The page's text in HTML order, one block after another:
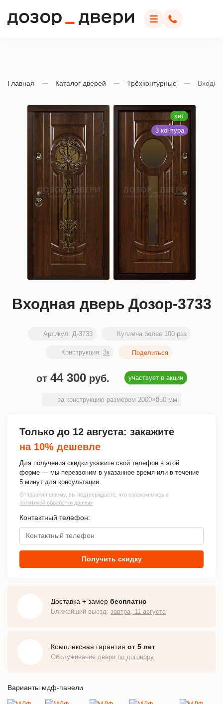
Дозор Двери
МенюПозвонить
Главная Каталог дверей Трёхконтурные
Входная дверь Дозор-3733
Артикул: Д-3733 Куплена более 100 раз
Конструкция: 3к
от 44 300руб. участвует в акции
за конструкцию размером 2000×850 мм
Только до 12 августа: закажите
на 10% дешевле
Для получения скидки укажите свой телефон в этой
форме — мы перезвоним в указанное время или в течение
5 минут для консультации.
Отправляя форму, вы подтверждаете, что ознакомились с
политикой обработки данных
Контактный телефон:
Получить скидку
Доставка + замер бесплатно
Ближайший выезд: завтра, 11 августа
Комплексная гарантия от 5 лет
Обслуживание двери по договору
Варианты мдф-панели